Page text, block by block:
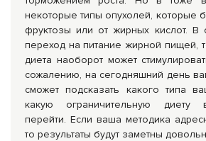
некоторые типы опухолей, которые
фруктозы или от жирных кислот. В
переход на питание жирной пищей,
диета наоборот может
сожалению, на сегодняшний день
сможет подсказать какого типа
какую ограничительную диету
перейти. Если ваша методика
то результаты будут заметны